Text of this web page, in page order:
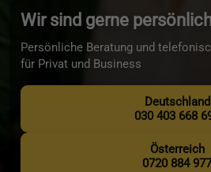
Wir sind gerne
Persönliche Beratung und
für Privat und Business
Deutschland
030 403 668
Österreich
0720 884 977